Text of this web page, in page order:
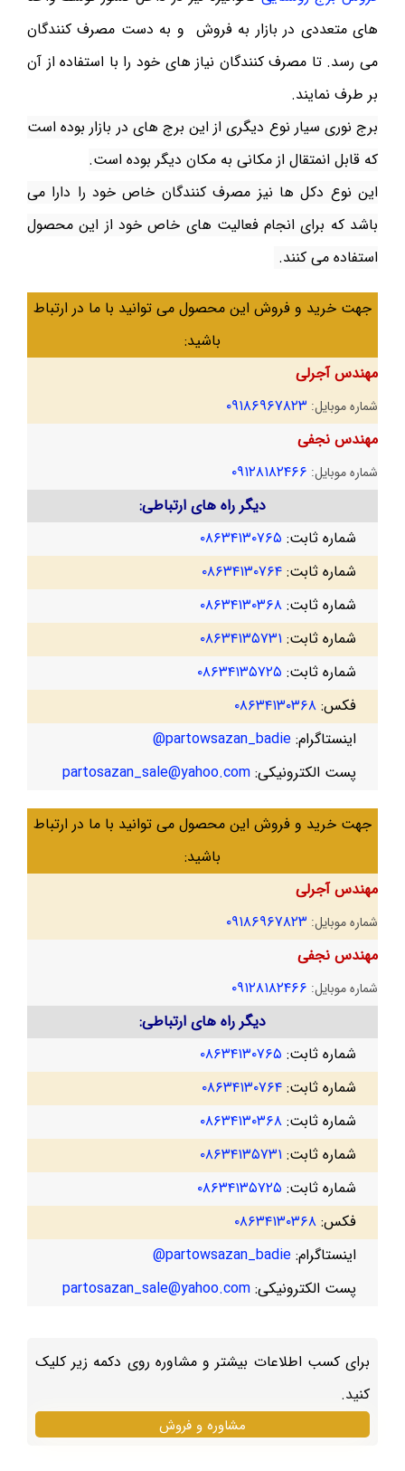
های متعددی در بازار به فروش و به دست مصرف کنندگان
می رسد. تا مصرف کنندگان نیاز های خود را با استفاده از آن
بر طرف نمایند.
برج نوری سیار نوع دیگری از این برج های در بازار بوده است
که قابل انمتقال از مکانی به مکان دیگر بوده است.
این نوع دکل ها نیز مصرف کنندگان خاص خود را دارا می
باشد که برای انجام فعالیت های خاص خود از این محصول
استفاده می کنند.
جهت خرید و فروش این محصول می توانید با ما در ارتباط
باشید:
مهندس آجرلی
شماره موبایل: ۰۹۱۸۶۹۶۷۸۲۳
مهندس نجفی
شماره موبایل: ۰۹۱۲۸۱۸۲۴۶۶
دیگر راه های ارتباطی:
شماره ثابت: ۰۸۶۳۴۱۳۰۷۶۵
شماره ثابت: ۰۸۶۳۴۱۳۰۷۶۴
شماره ثابت: ۰۸۶۳۴۱۳۰۳۶۸
شماره ثابت: ۰۸۶۳۴۱۳۵۷۳۱
شماره ثابت: ۰۸۶۳۴۱۳۵۷۲۵
فکس: ۰۸۶۳۴۱۳۰۳۶۸
اینستاگرام: partowsazan_badie@
پست الکترونیکی: partosazan_sale@yahoo.com
جهت خرید و فروش این محصول می توانید با ما در ارتباط
باشید:
مهندس آجرلی
شماره موبایل: ۰۹۱۸۶۹۶۷۸۲۳
مهندس نجفی
شماره موبایل: ۰۹۱۲۸۱۸۲۴۶۶
دیگر راه های ارتباطی:
شماره ثابت: ۰۸۶۳۴۱۳۰۷۶۵
شماره ثابت: ۰۸۶۳۴۱۳۰۷۶۴
شماره ثابت: ۰۸۶۳۴۱۳۰۳۶۸
شماره ثابت: ۰۸۶۳۴۱۳۵۷۳۱
شماره ثابت: ۰۸۶۳۴۱۳۵۷۲۵
فکس: ۰۸۶۳۴۱۳۰۳۶۸
اینستاگرام: partowsazan_badie@
پست الکترونیکی: partosazan_sale@yahoo.com
برای کسب اطلاعات بیشتر و مشاوره روی دکمه زیر کلیک
کنید.
مشاوره و فروش